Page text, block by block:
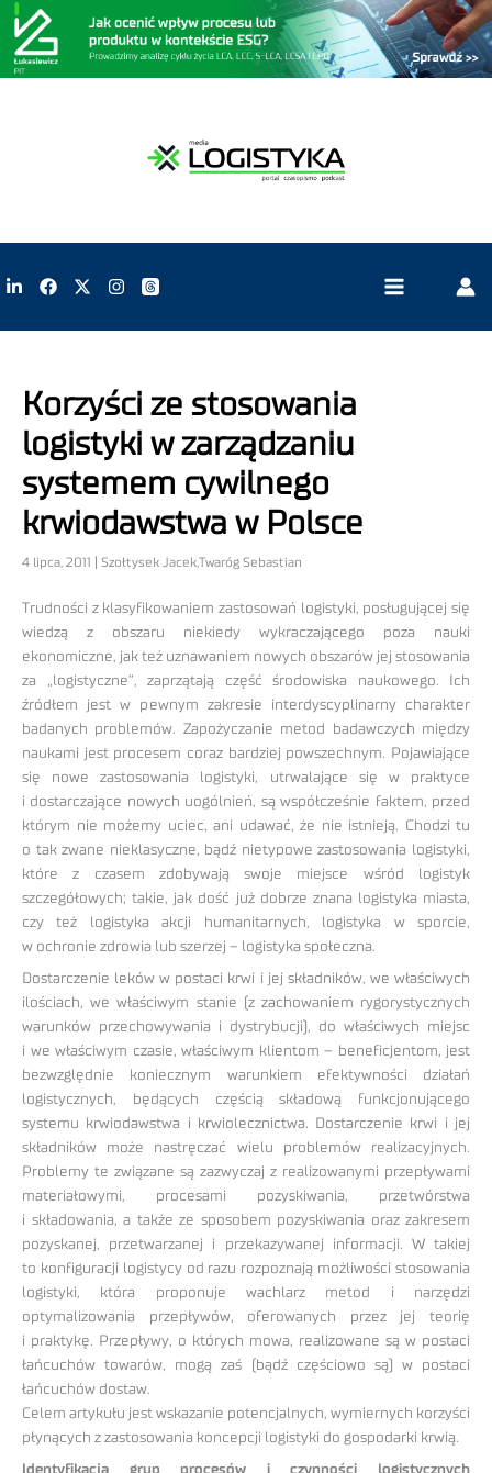
Korzyści ze stosowania
logistyki w zarządzaniu
systemem cywilnego
krwiodawstwa w Polsce
4 lipca, 2011 | Szołtysek Jacek,Twaróg Sebastian
Trudności z klasyfikowaniem zastosowań logistyki, posługującej się
wiedzą z obszaru niekiedy wykraczającego poza nauki
ekonomiczne, jak też uznawaniem nowych obszarów jej stosowania
za „logistyczne”, zaprzątają część środowiska naukowego. Ich
źródłem jest w pewnym zakresie interdyscyplinarny charakter
badanych problemów. Zapożyczanie metod badawczych między
naukami jest procesem coraz bardziej powszechnym. Pojawiające
się nowe zastosowania logistyki, utrwalające się w praktyce
i dostarczające nowych uogólnień, są współcześnie faktem, przed
którym nie możemy uciec, ani udawać, że nie istnieją. Chodzi tu
o tak zwane nieklasyczne, bądź nietypowe zastosowania logistyki,
które z czasem zdobywają swoje miejsce wśród logistyk
szczegółowych; takie, jak dość już dobrze znana logistyka miasta,
czy też logistyka akcji humanitarnych, logistyka w sporcie,
w ochronie zdrowia lub szerzej – logistyka społeczna.
Dostarczenie leków w postaci krwi i jej składników, we właściwych
ilościach, we właściwym stanie (z zachowaniem rygorystycznych
warunków przechowywania i dystrybucji), do właściwych miejsc
i we właściwym czasie, właściwym klientom – beneficjentom, jest
bezwzględnie koniecznym warunkiem efektywności działań
logistycznych, będących częścią składową funkcjonującego
systemu krwiodawstwa i krwiolecznictwa. Dostarczenie krwi i jej
składników może nastręczać wielu problemów realizacyjnych.
Problemy te związane są zazwyczaj z realizowanymi przepływami
materiałowymi, procesami pozyskiwania, przetwórstwa
i składowania, a także ze sposobem pozyskiwania oraz zakresem
pozyskanej, przetwarzanej i przekazywanej informacji. W takiej
to konfiguracji logistycy od razu rozpoznają możliwości stosowania
logistyki, która proponuje wachlarz metod i narzędzi
optymalizowania przepływów, oferowanych przez jej teorię
i praktykę. Przepływy, o których mowa, realizowane są w postaci
łańcuchów towarów, mogą zaś (bądź częściowo są) w postaci
łańcuchów dostaw.
Celem artykułu jest wskazanie potencjalnych, wymiernych korzyści
płynących z zastosowania koncepcji logistyki do gospodarki krwią.
Identyfikacja grup procesów i czynności logistycznych